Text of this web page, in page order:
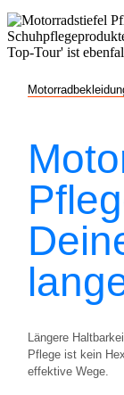
Längere
Pflege ist kein
effektive Wege.